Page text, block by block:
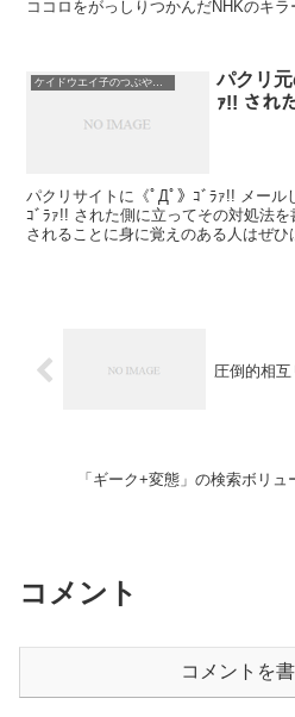
ココロをがっしりつかんだNHKのキ
ケイドウエイ子のつぶやき日記
パクリ
ｧ!! され
パクリサイトに《ﾟДﾟ》ｺﾞﾗｧ!! メール
ｺﾞﾗｧ!! された側に立ってその対処法
されることに身に覚えのある人はぜひ
圧倒的相
「ギーク+変態」の検索ボリュ
コメント
コメントを